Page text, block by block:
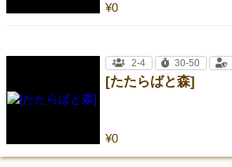
¥0
[たたらばと森]
¥0
2-4 30-50